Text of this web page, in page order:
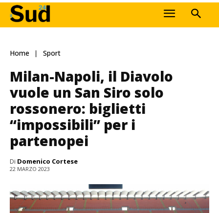
Home Sport
Milan-Napoli, il Diavolo
vuole un San Siro solo
rossonero: biglietti
“impossibili” per i
partenopei
Di Domenico Cortese
22 MARZO 2023